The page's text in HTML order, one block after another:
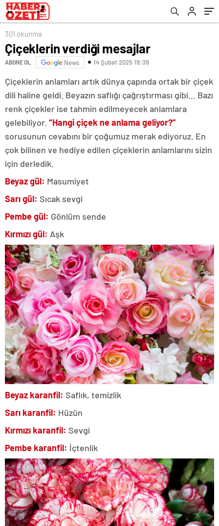
301 okunma
Çiçeklerin verdiği mesajlar
ABONE OL News 14 Şubat 2025 19:39
Çiçeklerin anlamları artık dünya çapında ortak bir çiçek
dili haline geldi. Beyazın saflığı çağrıştırması gibi… Bazı
renk çiçekler ise tahmin edilmeyecek anlamlara
gelebiliyor. “Hangi çiçek ne anlama geliyor?”
sorusunun cevabını bir çoğumuz merak ediyoruz. En
çok bilinen ve hediye edilen çiçeklerin anlamlarını sizin
için derledik.
Beyaz gül: Masumiyet
Sarı gül: Sıcak sevgi
Pembe gül: Gönlüm sende
Kırmızı gül: Aşk
Beyaz karanfil: Saflık, temizlik
Sarı karanfil: Hüzün
Kırmızı karanfil: Sevgi
Pembe karanfil: İçtenlik